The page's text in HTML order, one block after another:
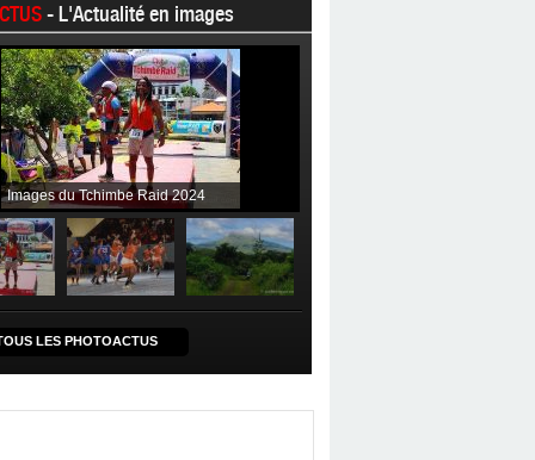
- L'Actualité en images
Images du Tchimbe Raid 2024
LES PHOTOACTUS